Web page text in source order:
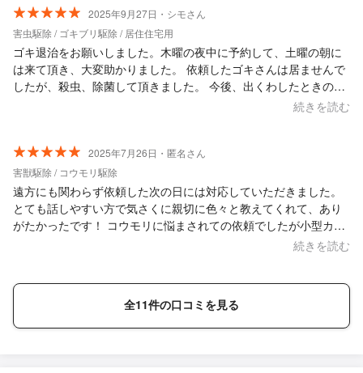
2025年9月27日・シモさん
害虫駆除 / ゴキブリ駆除 / 居住住宅用
ゴキ退治をお願いしました。木曜の夜中に予約して、土曜の朝に
は来て頂き、大変助かりました。 依頼したゴキさんは居ませんで
したが、殺虫、除菌して頂きました。 今後、出くわしたときの対
処法などを聞き安心して生活していけそうです。 害虫駆除依頼な
続きを読む
2025年7月26日・匿名さん
害獣駆除 / コウモリ駆除
遠方にも関わらず依頼した次の日には対応していただきました。
とても話しやすい方で気さくに親切に色々と教えてくれて、あり
がたかったです！ コウモリに悩まされての依頼でしたが小型カメ
ラで実際の換気扇の映像まで見せてくれて良かったです。 うちに
ました！ 害獣でお困りの方ぜひおすすめですよ^ ^
続きを読む
全11件の口コミを見る